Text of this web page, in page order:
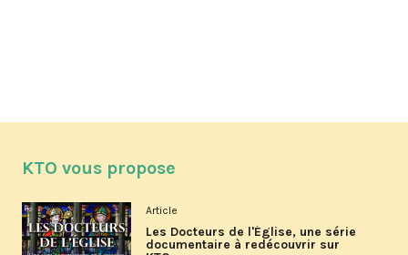
KTO vous propose
Article
Les Docteurs de l'Église, une série
documentaire à redécouvrir sur